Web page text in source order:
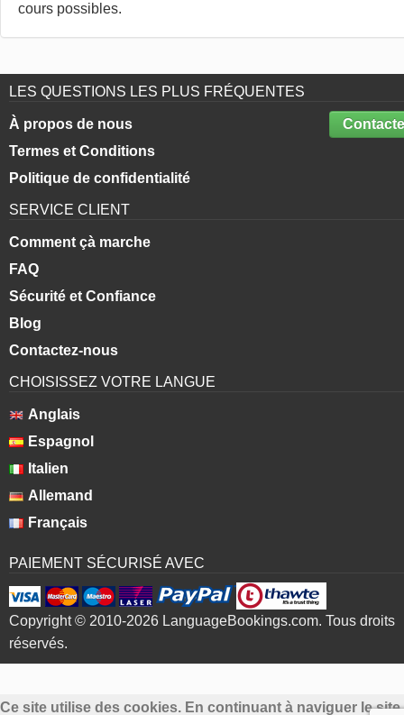
cours possibles.
LES QUESTIONS LES PLUS FRÉQUENTES
À propos de nous
Termes et Conditions
Politique de confidentialité
SERVICE CLIENT
Comment çà marche
FAQ
Sécurité et Confiance
Blog
Contactez-nous
CHOISISSEZ VOTRE LANGUE
Anglais
Espagnol
Italien
Allemand
Français
PAIEMENT SÉCURISÉ AVEC
Copyright © 2010-2026 LanguageBookings.com. Tous droits
réservés.
Ce site utilise des cookies. En continuant à naviguer le site